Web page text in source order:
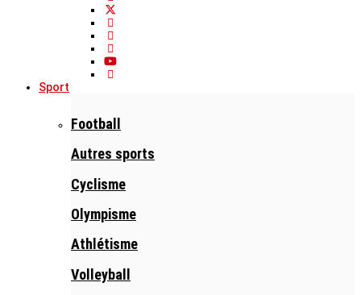
Sport
Football
Autres sports
Cyclisme
Olympisme
Athlétisme
Volleyball